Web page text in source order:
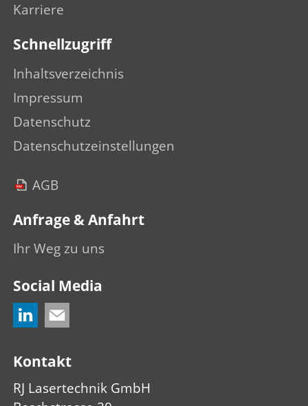
Karriere
Schnellzugriff
Inhaltsverzeichnis
Impressum
Datenschutz
Datenschutzeinstellungen
AGB
Anfrage & Anfahrt
Ihr Weg zu uns
Social Media
Kontakt
RJ Lasertechnik GmbH